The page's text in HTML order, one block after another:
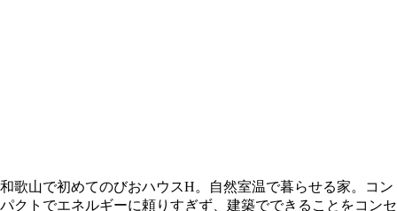
和歌山で初めてのびおハウスH。自然室温で暮らせる家。コン
パクトでエネルギーに頼りすぎず、建築でできることをコンセ